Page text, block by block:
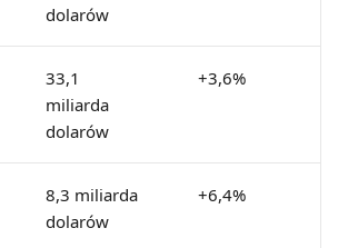
dolarów
33,1
miliarda
dolarów
+3,6%
8,3 miliarda
dolarów
+6,4%